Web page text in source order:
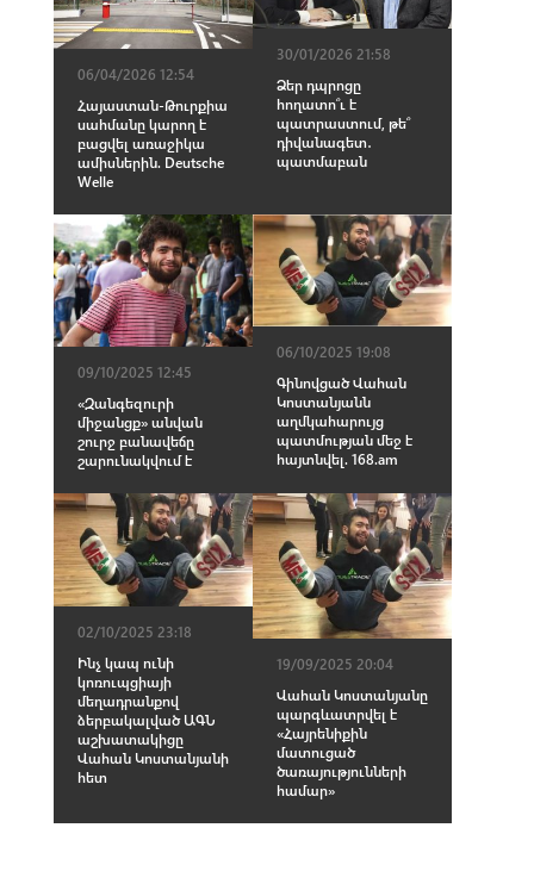
06/04/2026 12:54
Հայաստան-Թուրքիա
սահմանը կարող է
բացվել առաջիկա
ամիսներին. Deutsche
Welle
30/01/2026 21:58
Ձեր դպրոցը
հողատո՞ւ է
պատրաստում, թե՞
դիվանագետ․
պատմաբան
09/10/2025 12:45
«Զանգեզուրի
միջանցք» անվան
շուրջ բանավեճը
շարունակվում է
06/10/2025 19:08
Գինովցած Վահան
Կոստանյանն
աղմկահարույց
պատմության մեջ է
հայտնվել. 168.am
02/10/2025 23:18
Ինչ կապ ունի
կոռուպցիայի
մեղադրանքով
ձերբակալված ԱԳՆ
աշխատակիցը
Վահան Կոստանյանի
հետ
19/09/2025 20:04
Վահան Կոստանյանը
պարգևատրվել է
«Հայրենիքին
մատուցած
ծառայությունների
համար»